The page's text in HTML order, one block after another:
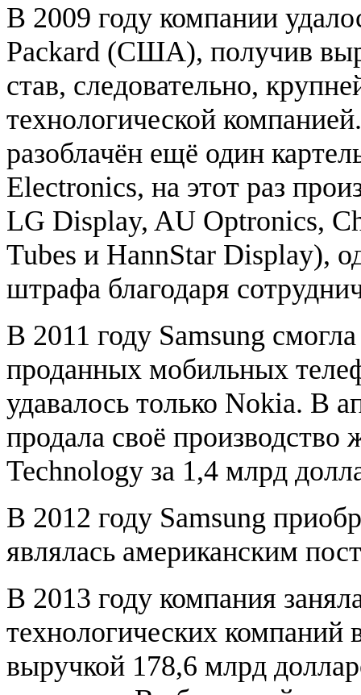
В 2009 году компании
Packard (США), получив
став, следовательно,
технологической
разоблачён ещё один
Electronics, на этот раз
LG Display, AU Optronics,
Tubes и HannStar Display),
штрафа благодаря
В 2011 году Samsung
проданных мобильных
удавалось только Nokia. В
продала своё производство
Technology за 1,4 млрд
В 2012 году Samsung
являлась американским
В 2013 году компания
технологических компаний
выручкой 178,6 млрд